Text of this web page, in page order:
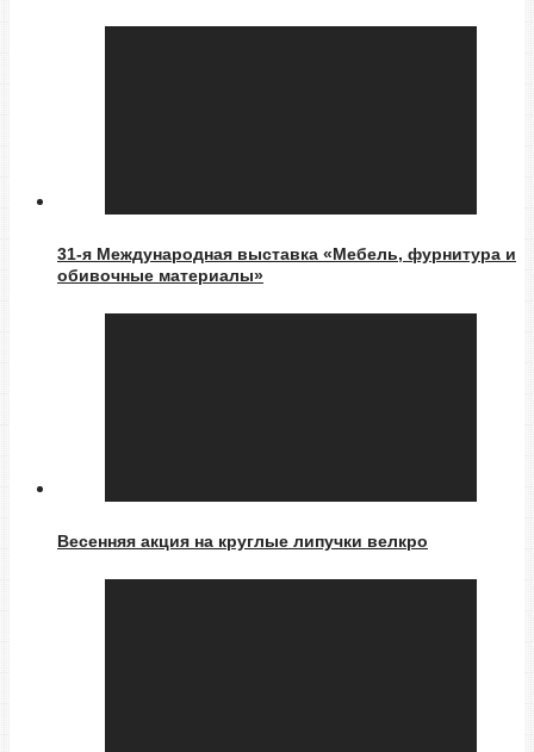
31-я Международная выставка «Мебель, фурнитура и
обивочные материалы»
Весенняя акция на круглые липучки велкро